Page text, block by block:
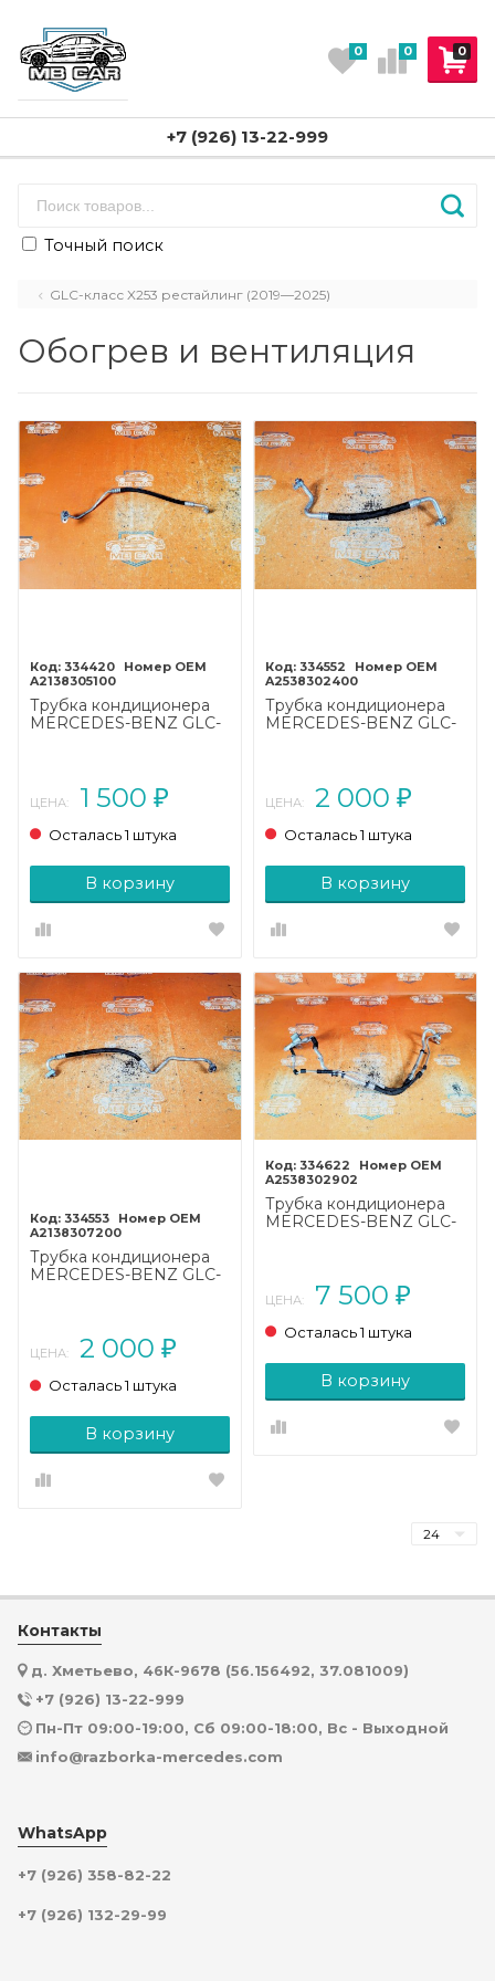
0
0 0
+7 (926) 13-22-999
Точный поиск
GLC-класс X253 рестайлинг (2019—2025)
Обогрев и вентиляция
334420
A2138305100
Трубка кондиционера
MERCEDES-BENZ GLC-
ЦЕНА: 1 500 ₽
Осталась 1 штука
В корзину
334552
A2538302400
Трубка кондиционера
MERCEDES-BENZ GLC-
ЦЕНА: 2 000 ₽
Осталась 1 штука
В корзину
334553
A2138307200
Трубка кондиционера
MERCEDES-BENZ GLC-
ЦЕНА: 2 000 ₽
Осталась 1 штука
В корзину
334622
A2538302902
Трубка кондиционера
MERCEDES-BENZ GLC-
ЦЕНА: 7 500 ₽
Осталась 1 штука
В корзину
Контакты
д. Хметьево, 46К-9678 (56.156492, 37.081009)
+7 (926) 13-22-999
Пн-Пт 09:00-19:00, Сб 09:00-18:00, Вс - Выходной
info@razborka-mercedes.com
WhatsApp
+7 (926) 358-82-22
+7 (926) 132-29-99